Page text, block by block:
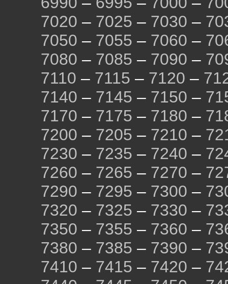
7020 – 7025 – 7030 –
7050 – 7055 – 7060 –
7080 – 7085 – 7090 –
7110 – 7115 – 7120 –
7140 – 7145 – 7150 –
7170 – 7175 – 7180 –
7200 – 7205 – 7210 –
7230 – 7235 – 7240 –
7260 – 7265 – 7270 –
7290 – 7295 – 7300 –
7320 – 7325 – 7330 –
7350 – 7355 – 7360 –
7380 – 7385 – 7390 –
7410 – 7415 – 7420 –